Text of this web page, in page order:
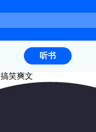
听书
搞笑爽文